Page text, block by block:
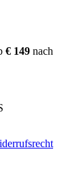
€ 149 nach